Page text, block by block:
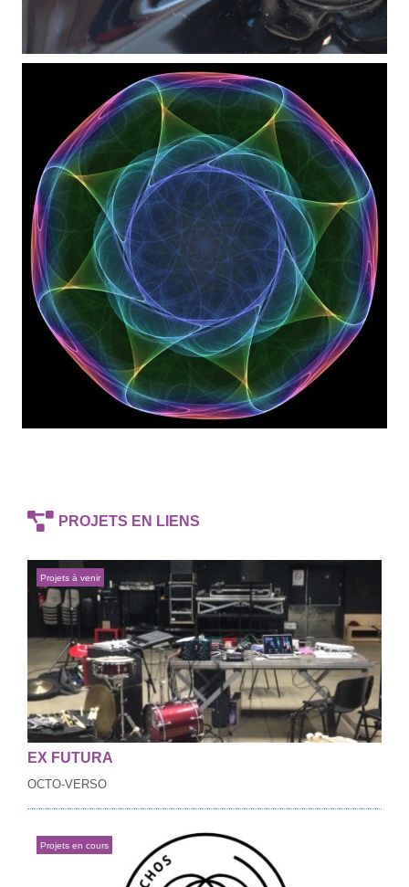
PROJETS EN LIENS
Projets à venir
EX FUTURA
OCTO-VERSO
Projets en cours